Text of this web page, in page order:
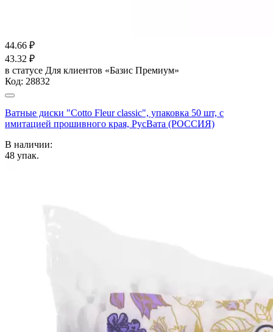
44.66 ₽
43.32 ₽
в статусе Для клиентов «Базис Премиум»
Код: 28832
Ватные диски "Cotto Fleur classic", упаковка 50 шт, с
имитацией прошивного края, РусВата (РОССИЯ)
В наличии:
48 упак.